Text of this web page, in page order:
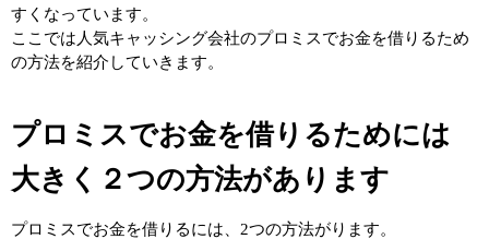
すくなっています。
ここでは人気キャッシング会社のプロミスでお金を借りるため
の方法を紹介していきます。
プロミスでお金を借りるためには
大きく２つの方法があります
プロミスでお金を借りるには、2つの方法がります。